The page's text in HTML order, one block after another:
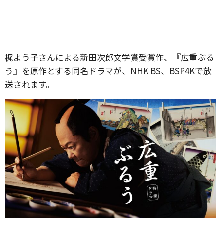
梶よう子さんによる新田次郎文学賞受賞作、『広重ぶる
う』を原作とする同名ドラマが、NHK BS、BSP4Kで放
送されます。